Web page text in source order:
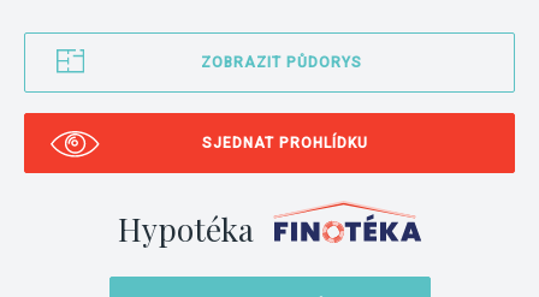
ZOBRAZIT PŮDORYS
SJEDNAT PROHLÍDKU
Hypotéka